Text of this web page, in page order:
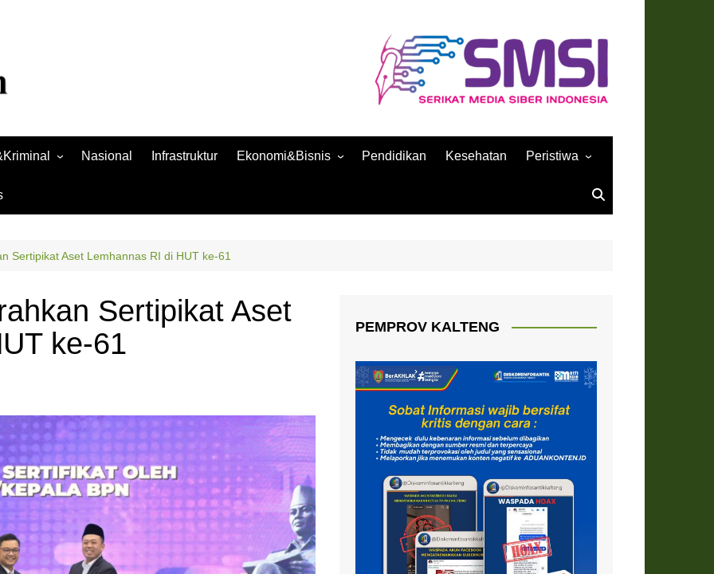
Nasional Infrastruktur Ekonomi&Bisnis
Ekonomi
Pendidikan Kesehatan Peristiwa
Sertipikat Aset Lemhannas RI di HUT ke-61
Sertipikat Aset
ke-61
PEMPROV KALTENG